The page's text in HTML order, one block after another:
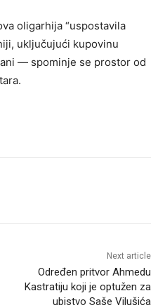
oligarhija “uspostavila
uključujući kupovinu
— spominje se prostor od
Next article
Određen pritvor Ahmedu
Kastratiju koji je optužen za
ubistvo Saše Vilušića